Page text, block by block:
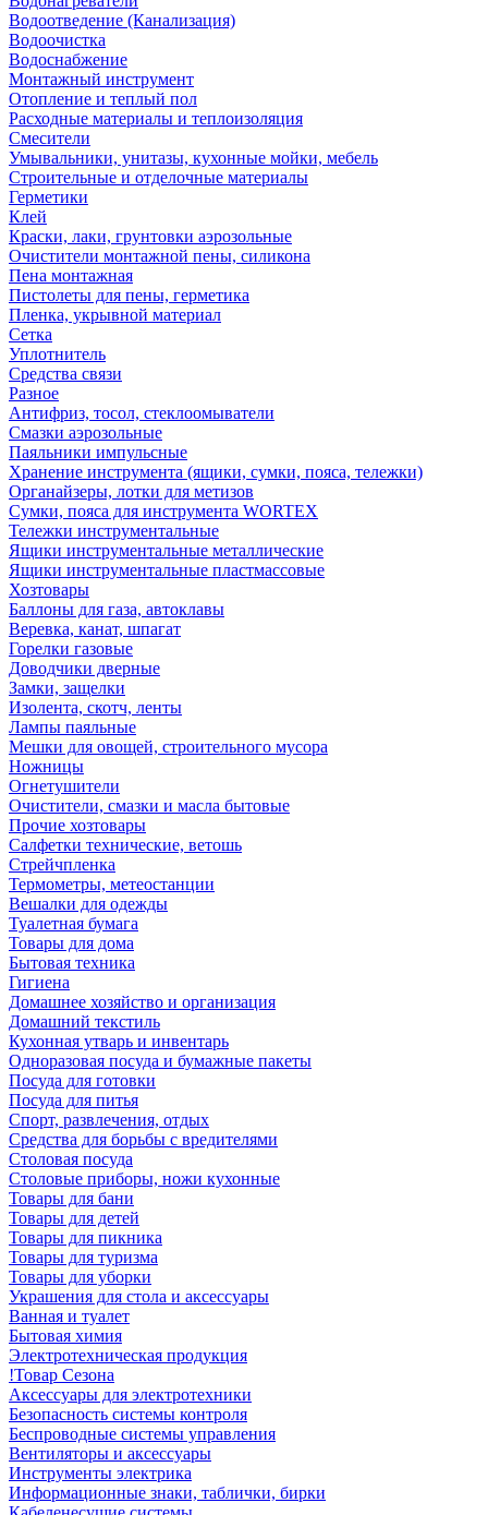
Водоотведение (Канализация)
Водоочистка
Водоснабжение
Монтажный инструмент
Отопление и теплый пол
Расходные материалы и теплоизоляция
Смесители
Умывальники, унитазы, кухонные мойки, мебель
Строительные и отделочные материалы
Герметики
Клей
Краски, лаки, грунтовки аэрозольные
Очистители монтажной пены, силикона
Пена монтажная
Пистолеты для пены, герметика
Пленка, укрывной материал
Сетка
Уплотнитель
Средства связи
Разное
Антифриз, тосол, стеклоомыватели
Смазки аэрозольные
Паяльники импульсные
Хранение инструмента (ящики, сумки, пояса, тележки)
Органайзеры, лотки для метизов
Сумки, пояса для инструмента WORTEX
Тележки инструментальные
Ящики инструментальные металлические
Ящики инструментальные пластмассовые
Хозтовары
Баллоны для газа, автоклавы
Веревка, канат, шпагат
Горелки газовые
Доводчики дверные
Замки, защелки
Изолента, скотч, ленты
Лампы паяльные
Мешки для овощей, строительного мусора
Ножницы
Огнетушители
Очистители, смазки и масла бытовые
Прочие хозтовары
Салфетки технические, ветошь
Стрейчпленка
Термометры, метеостанции
Вешалки для одежды
Туалетная бумага
Товары для дома
Бытовая техника
Гигиена
Домашнее хозяйство и организация
Домашний текстиль
Кухонная утварь и инвентарь
Одноразовая посуда и бумажные пакеты
Посуда для готовки
Посуда для питья
Спорт, развлечения, отдых
Средства для борьбы с вредителями
Столовая посуда
Столовые приборы, ножи кухонные
Товары для бани
Товары для детей
Товары для пикника
Товары для туризма
Товары для уборки
Украшения для стола и аксессуары
Ванная и туалет
Бытовая химия
Электротехническая продукция
!Товар Сезона
Аксессуары для электротехники
Безопасность системы контроля
Беспроводные системы управления
Вентиляторы и аксессуары
Инструменты электрика
Информационные знаки, таблички, бирки